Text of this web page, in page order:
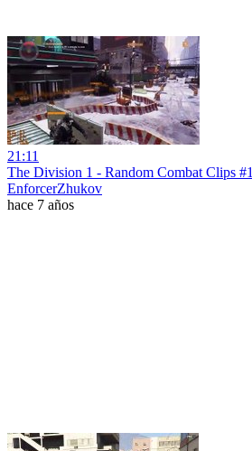
21:11
The Division 1 - Random Combat Clips #1
EnforcerZhukov
hace 7 años